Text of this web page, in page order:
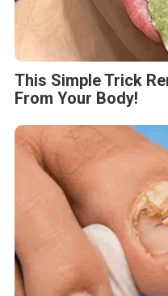
This Simple Trick
From Your Body!